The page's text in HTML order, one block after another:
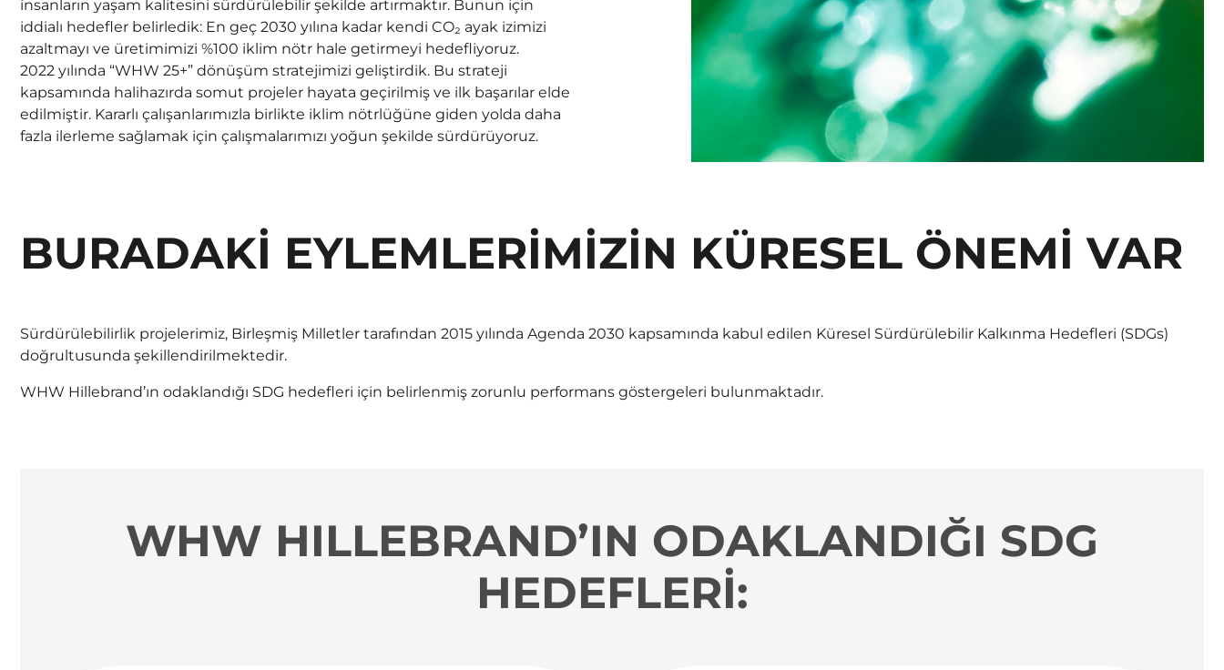
insanların yaşam kalitesini sürdürülebilir şekilde artırmaktır. Bunun için
iddialı hedefler belirledik: En geç 2030 yılına kadar kendi CO₂ ayak izimizi
azaltmayı ve üretimimizi %100 iklim nötr hale getirmeyi hedefliyoruz.
2022 yılında “WHW 25+” dönüşüm stratejimizi geliştirdik. Bu strateji
kapsamında halihazırda somut projeler hayata geçirilmiş ve ilk başarılar elde
edilmiştir. Kararlı çalışanlarımızla birlikte iklim nötrlüğüne giden yolda daha
fazla ilerleme sağlamak için çalışmalarımızı yoğun şekilde sürdürüyoruz.
BURADAKİ EYLEMLERİMİZİN KÜRESEL ÖNEMİ VAR
Sürdürülebilirlik projelerimiz, Birleşmiş Milletler tarafından 2015 yılında Agenda 2030 kapsamında kabul edilen Küresel Sürdürülebilir Kalkınma Hedefleri (SDGs)
doğrultusunda şekillendirilmektedir.
WHW Hillebrand’ın odaklandığı SDG hedefleri için belirlenmiş zorunlu performans göstergeleri bulunmaktadır.
WHW HILLEBRAND’IN ODAKLANDIĞI SDG
HEDEFLERİ: